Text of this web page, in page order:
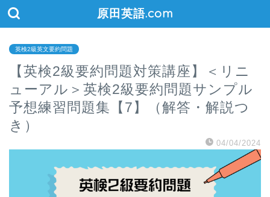
原田英語.com
英検2級英文要約問題
【英検2級要約問題対策講座】＜リニ
ューアル＞英検2級要約問題サンプル
予想練習問題集【7】（解答・解説つ
き）
04/04/2024